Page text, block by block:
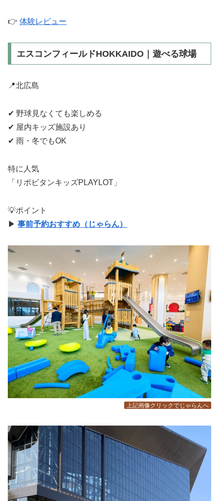
👉 体験レビュー
エスコンフィールドHOKKAIDO｜遊べる球場
📍北広島
✔ 野球見なくても楽しめる
✔ 屋内キッズ施設あり
✔ 雨・冬でもOK
特に人気
「リポビタンキッズPLAYLOT」
💡ポイント
▶ 事前予約おすすめ（じゃらん）
上記画像クリックでじゃらんへ